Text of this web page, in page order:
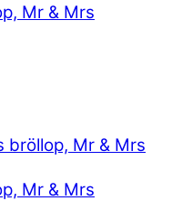
Mr & Mrs
Mr & Mrs